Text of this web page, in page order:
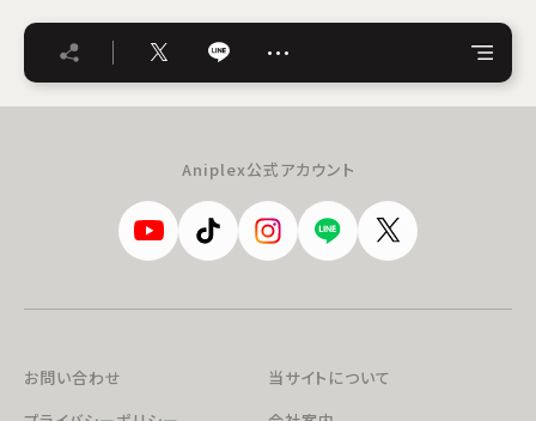
…
Aniplex公式アカウント
お問い合わせ
当サイトについて